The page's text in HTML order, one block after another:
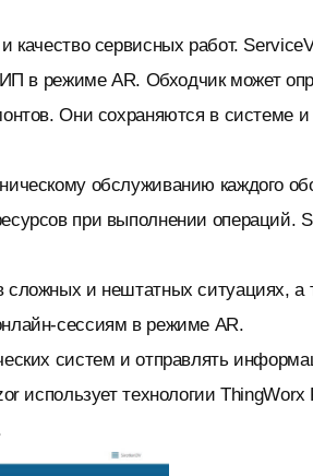
качество сервисных работ.
в режиме AR. Обходчик может
Они сохраняются в системе
обслуживанию каждого
при выполнении операций.
и нештатных ситуациях, а
сессиям в режиме AR.
систем и отправлять
использует технологии ThingWorx